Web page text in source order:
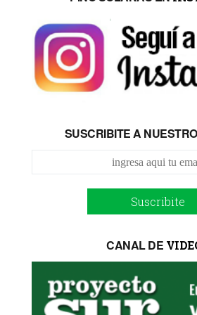
SUSCRIBITE A NUESTRO
Suscribite
CANAL DE